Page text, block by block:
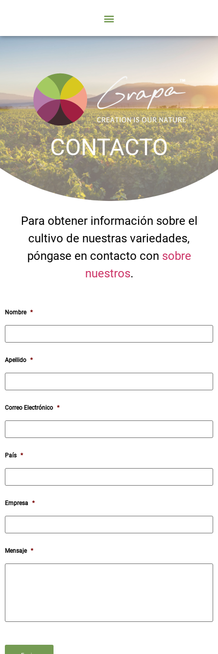
CONTACTO
Para obtener información sobre el
cultivo de nuestras variedades,
póngase en contacto con sobre
nuestros.
Nombre *
Apellido *
Correo Electrónico *
País *
Empresa *
Mensaje *